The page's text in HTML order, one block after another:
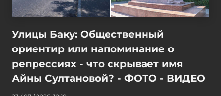
Улицы Баку: Общественный
ориентир или напоминание о
репрессиях - что скрывает имя
Айны Султановой? - ФОТО - ВИДЕО